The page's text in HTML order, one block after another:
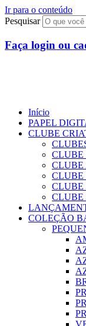
Ir para o conteúdo
Pesquisar
Faça login ou
Início
PAPEL
CLUBE
CLUBE
CLUBE
CLUBE
CLUBE
CLUBE
COLEÇÃO